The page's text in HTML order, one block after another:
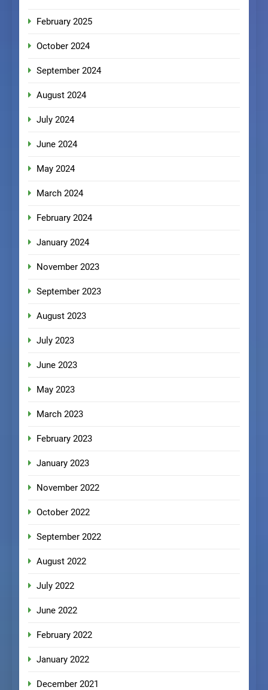
February 2025
October 2024
September 2024
August 2024
July 2024
June 2024
May 2024
March 2024
February 2024
January 2024
November 2023
September 2023
August 2023
July 2023
June 2023
May 2023
March 2023
February 2023
January 2023
November 2022
October 2022
September 2022
August 2022
July 2022
June 2022
February 2022
January 2022
December 2021